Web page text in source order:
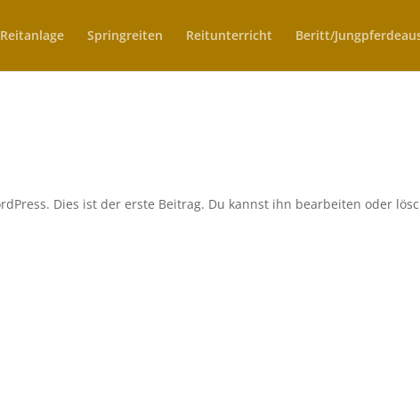
Springreiten Reitunterricht Beritt/
Dies ist der erste Beitrag. Du kannst ihn bearbeiten oder